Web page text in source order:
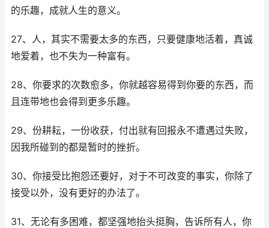
的乐趣，成就人生的意义。
27、人，其实不需要太多的东西，只要健康地活着，真诚
地爱着，也不失为一种富有。
28、你要求的次数愈多，你就越容易得到你要的东西，而
且连带地也会得到更多乐趣。
29、份耕耘，一份收获，付出就有回报永不遭遇过失败，
因我所碰到的都是暂时的挫折。
30、你接受比抱怨还要好，对于不可改变的事实，你除了
接受以外，没有更好的办法了。
31、无论有多困难，都坚强地抬头挺胸，告诉所有人，你